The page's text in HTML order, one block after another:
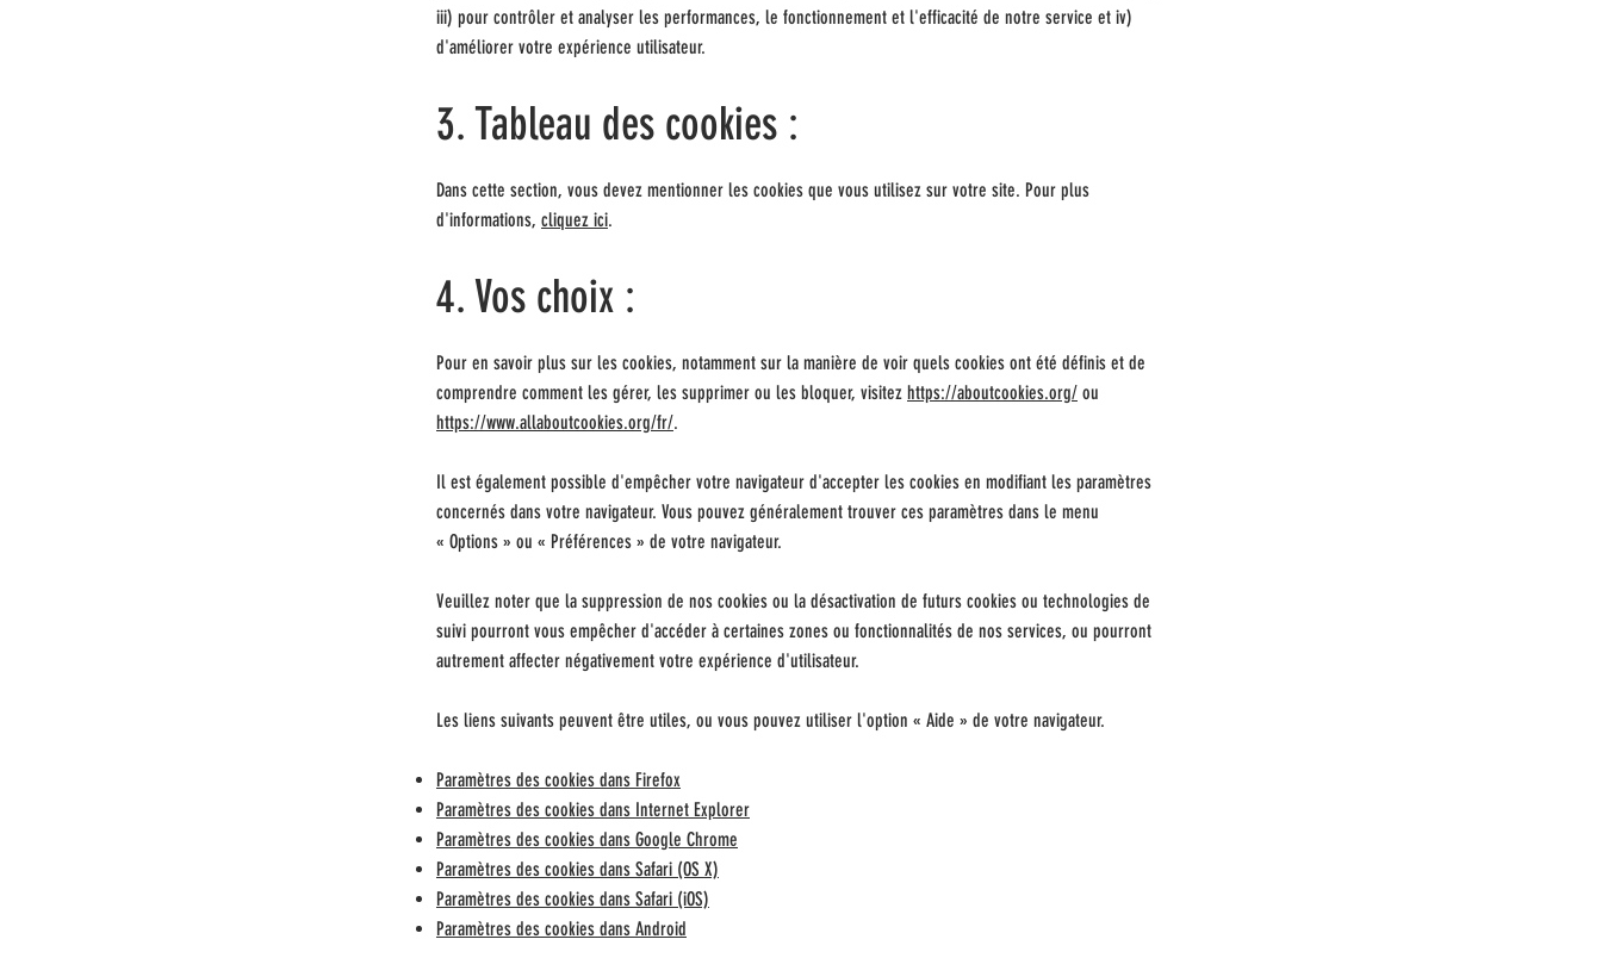
iii) pour contrôler et analyser les performances, le fonctionnement et l'efficacité de notre service et iv)
d'améliorer votre expérience utilisateur.
3. Tableau des cookies :
Dans cette section, vous devez mentionner les cookies que vous utilisez sur votre site. Pour plus
d'informations, cliquez ici.
4. Vos choix :
Pour en savoir plus sur les cookies, notamment sur la manière de voir quels cookies ont été définis et de
comprendre comment les gérer, les supprimer ou les bloquer, visitez https://aboutcookies.org/ ou
https://www.allaboutcookies.org/fr/.
Il est également possible d'empêcher votre navigateur d'accepter les cookies en modifiant les paramètres
concernés dans votre navigateur. Vous pouvez généralement trouver ces paramètres dans le menu
« Options » ou « Préférences » de votre navigateur.
Veuillez noter que la suppression de nos cookies ou la désactivation de futurs cookies ou technologies de
suivi pourront vous empêcher d'accéder à certaines zones ou fonctionnalités de nos services, ou pourront
autrement affecter négativement votre expérience d'utilisateur.
Les liens suivants peuvent être utiles, ou vous pouvez utiliser l'option « Aide » de votre navigateur.
Paramètres des cookies dans Firefox
Paramètres des cookies dans Internet Explorer
Paramètres des cookies dans Google Chrome
Paramètres des cookies dans Safari (OS X)
Paramètres des cookies dans Safari (iOS)
Paramètres des cookies dans Android